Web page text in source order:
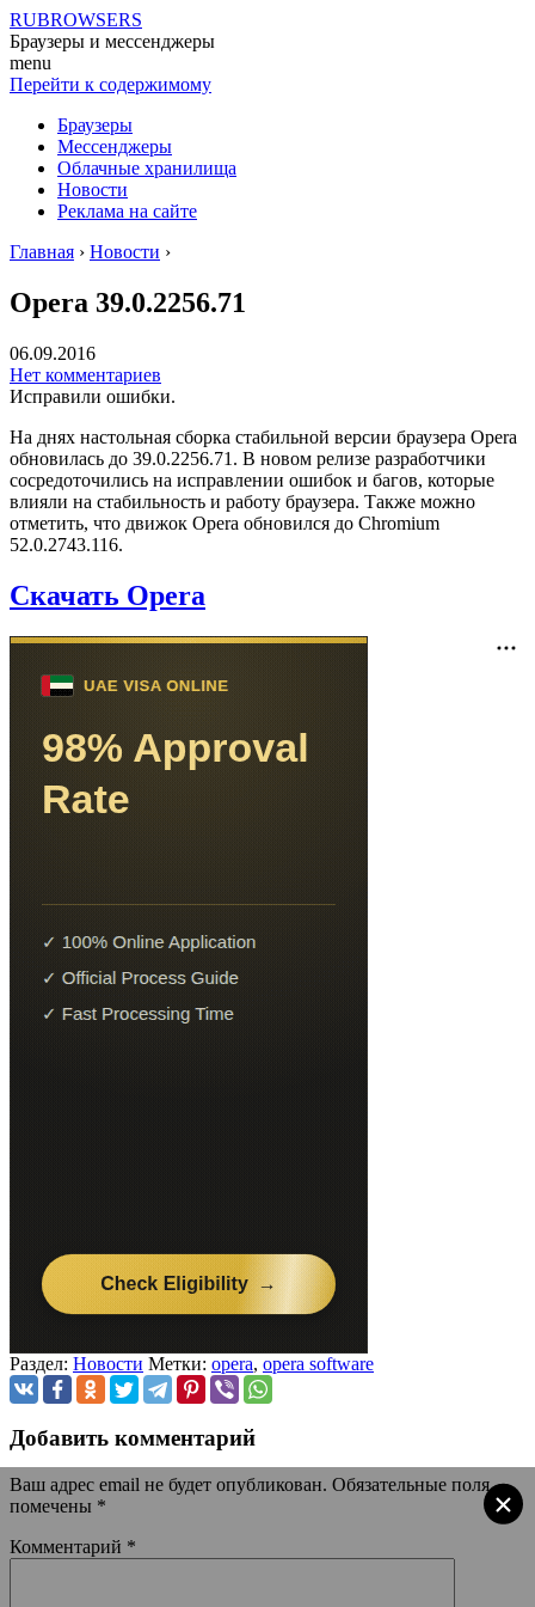
RUBROWSERS
Браузеры и мессенджеры
menu
Перейти к содержимому
Браузеры
Мессенджеры
Облачные хранилища
Новости
Реклама на сайте
Главная › Новости ›
Opera 39.0.2256.71
06.09.2016
Нет комментариев
Исправили ошибки.
На днях настольная сборка стабильной версии браузера Opera
обновилась до 39.0.2256.71. В новом релизе разработчики
сосредоточились на исправлении ошибок и багов, которые
влияли на стабильность и работу браузера. Также можно
отметить, что движок Opera обновился до Chromium
52.0.2743.116.
Скачать Opera
×
Раздел: Новости Метки: opera, opera software
Добавить комментарий
Ваш адрес email не будет опубликован. Обязательные поля
помечены *
Комментарий *